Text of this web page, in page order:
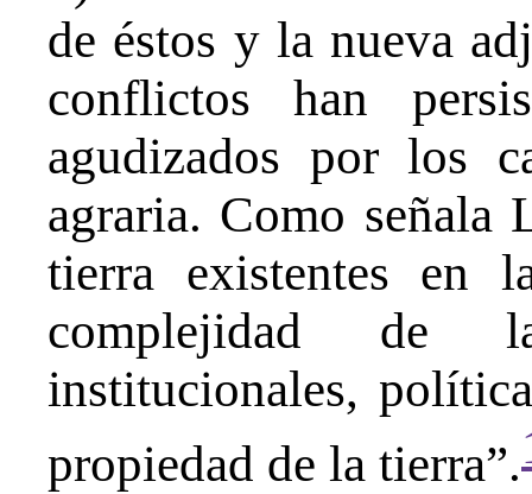
de éstos y la nueva
conflictos han
agudizados por los
agraria. Como señala
tierra existentes en
complejidad de
institucionales,
propiedad de la tierra”.